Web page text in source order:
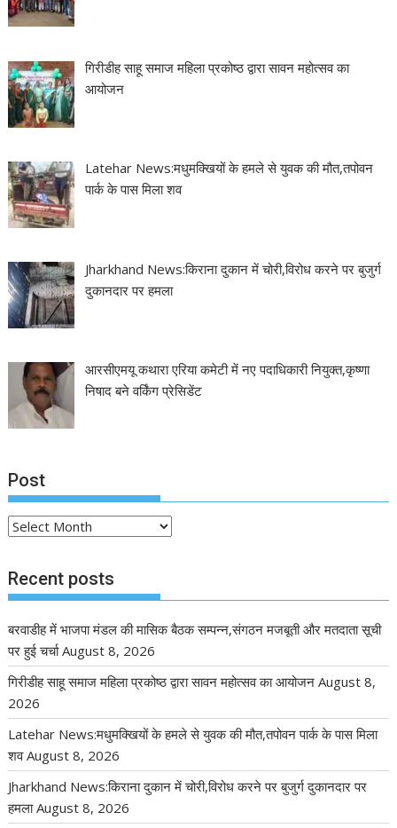
गिरीडीह साहू समाज महिला प्रकोष्ठ द्वारा सावन महोत्सव का
आयोजन
Latehar News:मधुमक्खियों के हमले से युवक की मौत,तपोवन
पार्क के पास मिला शव
Jharkhand News:किराना दुकान में चोरी,विरोध करने पर बुजुर्ग
दुकानदार पर हमला
आरसीएमयू कथारा एरिया कमेटी में नए पदाधिकारी नियुक्त,कृष्णा
निषाद बने वर्किंग प्रेसिडेंट
Post
Post
Recent posts
बरवाडीह में भाजपा मंडल की मासिक बैठक सम्पन्न,संगठन मजबूती और मतदाता सूची
पर हुई चर्चा August 8, 2026
गिरीडीह साहू समाज महिला प्रकोष्ठ द्वारा सावन महोत्सव का आयोजन August 8,
2026
Latehar News:मधुमक्खियों के हमले से युवक की मौत,तपोवन पार्क के पास मिला
शव August 8, 2026
Jharkhand News:किराना दुकान में चोरी,विरोध करने पर बुजुर्ग दुकानदार पर
हमला August 8, 2026